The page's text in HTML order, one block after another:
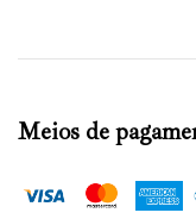
Meios de